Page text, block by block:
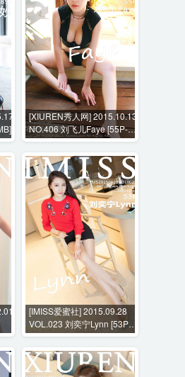
[XIUREN秀人网] 2015.10.13
NO.406 刘飞儿Faye [55P-
169MB]
[IMISS爱蜜社] 2015.09.28
VOL.023 刘奕宁Lynn [53P-
226MB]